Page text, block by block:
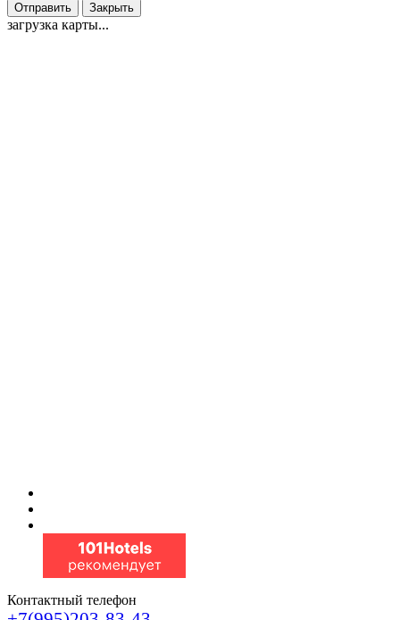
Отправить Закрыть
загрузка карты...
Контактный телефон